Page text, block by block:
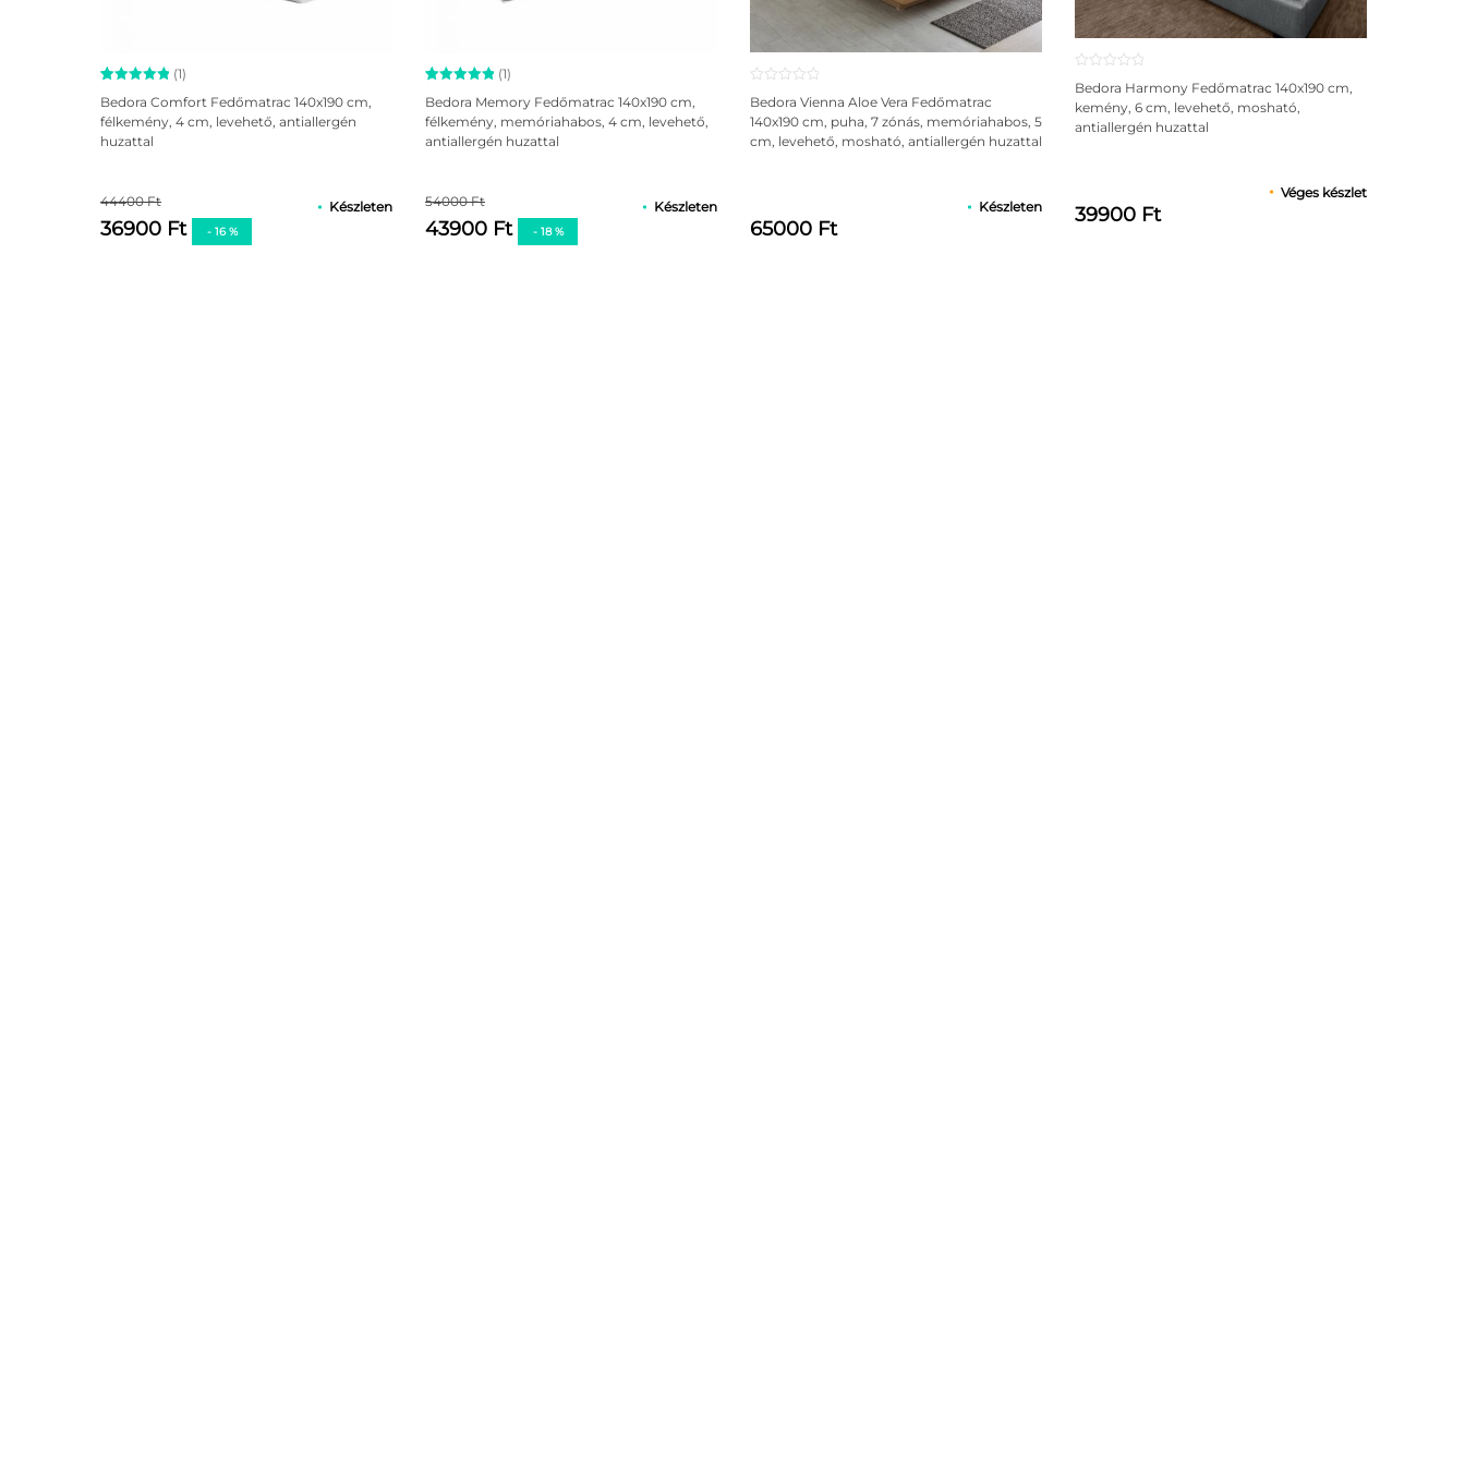
Értékelés
ből,
1
értékelés
(1)
Bedora Comfort Fedőmatrac 140x190 cm,
félkemény, 4 cm, levehető, antiallergén
huzattal
44400 Ft
36900 Ft - 16 %
Készleten
Értékelés
ből,
1
értékelés
(1)
Bedora Memory Fedőmatrac 140x190 cm,
félkemény, memóriahabos, 4 cm, levehető,
antiallergén huzattal
54000 Ft
43900 Ft - 18 %
Készleten
Bedora Vienna Aloe Vera Fedőmatrac
140x190 cm, puha, 7 zónás, memóriahabos, 5
cm, levehető, mosható, antiallergén huzattal
65000 Ft
Készleten
Bedora Harmony Fedőmatrac 140x190 cm,
kemény, 6 cm, levehető, mosható,
antiallergén huzattal
39900 Ft
Véges készlet